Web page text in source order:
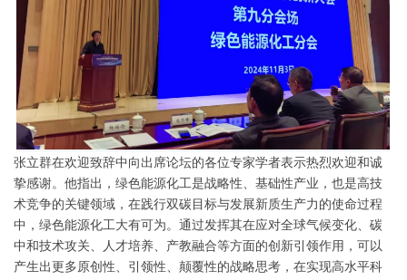
张立群在欢迎致辞中向出席论坛的各位专家学者表示热烈欢迎和诚
挚感谢。他指出，绿色能源化工是战略性、基础性产业，也是高技
术竞争的关键领域，在践行双碳目标与发展新质生产力的使命过程
中，绿色能源化工大有可为。通过发挥其在应对全球气候变化、碳
中和技术攻关、人才培养、产教融合等方面的创新引领作用，可以
产生出更多原创性、引领性、颠覆性的战略思考，在实现高水平科